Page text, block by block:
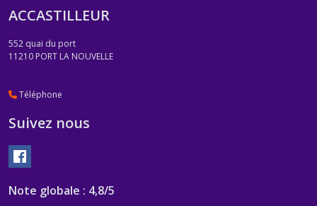
ACCASTILLEUR
552 quai du port
11210 PORT LA NOUVELLE
Téléphone
Suivez nous
Note globale : 4,8/5